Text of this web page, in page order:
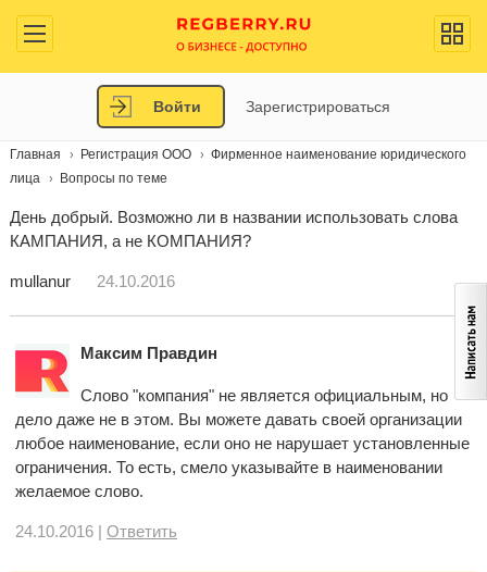
Войти Зарегистрироваться
Главная Регистрация ООО
Фирменное наименование юридического
лица
Вопросы по теме
День добрый. Возможно ли в названии использовать слова
КАМПАНИЯ, а не КОМПАНИЯ?
mullanur 24.10.2016
Максим Правдин
Слово "компания" не является официальным, но
дело даже не в этом. Вы можете давать своей организации
любое наименование, если оно не нарушает установленные
ограничения. То есть, смело указывайте в наименовании
желаемое слово.
24.10.2016 | Ответить